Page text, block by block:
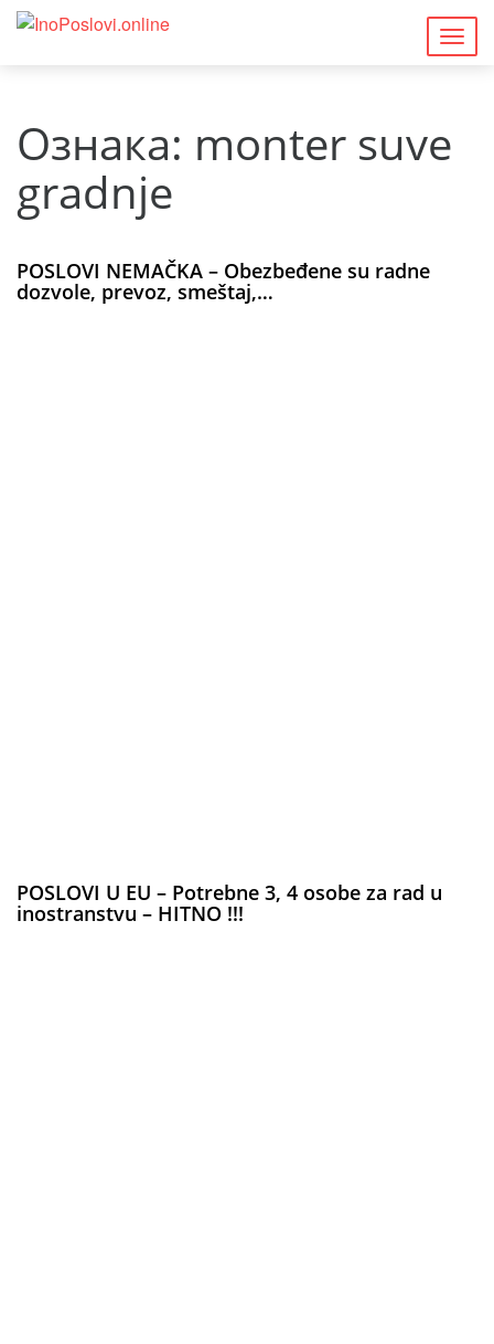
Ознака: monter suve
gradnje
POSLOVI NEMAČKA – Obezbeđene su radne
dozvole, prevoz, smeštaj,…
POSLOVI U EU – Potrebne 3, 4 osobe za rad u
inostranstvu – HITNO !!!